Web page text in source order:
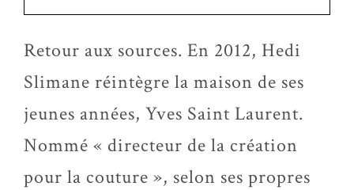
Retour aux sources. En 2012, Hedi
Slimane réintègre la maison de ses
jeunes années, Yves Saint Laurent.
Nommé « directeur de la création
pour la couture », selon ses propres